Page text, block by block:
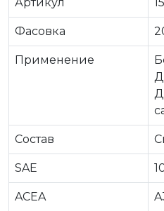
Фасовка
Применение
Состав
SAE
ACEA